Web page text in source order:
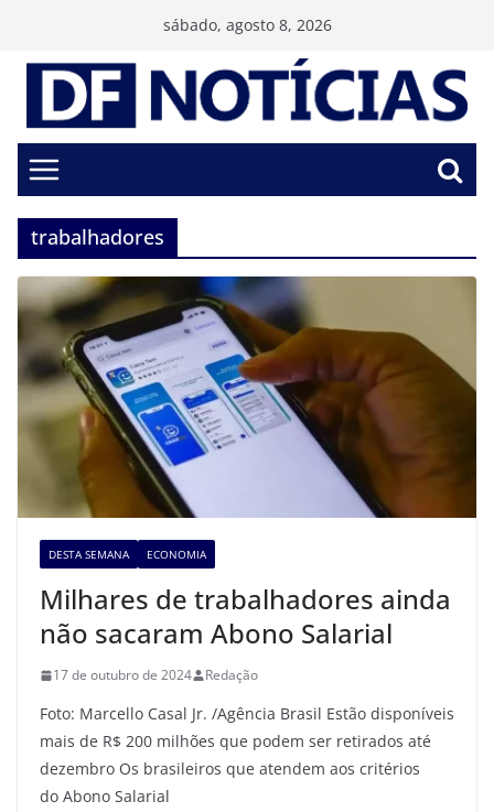
conteúdo
sábado, agosto 8, 2026
trabalhadores
DESTA SEMANA ECONOMIA
Milhares de trabalhadores ainda
não sacaram Abono Salarial
17 de outubro de 2024 Redação
Foto: Marcello Casal Jr. /Agência Brasil Estão disponíveis
mais de R$ 200 milhões que podem ser retirados até
dezembro Os brasileiros que atendem aos critérios
do Abono Salarial